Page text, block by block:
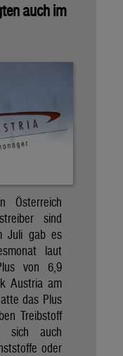
auch im
Österreich
sind
Juli gab es
laut
von 6,9
Austria am
das Plus
Treibstoff
sich auch
oder